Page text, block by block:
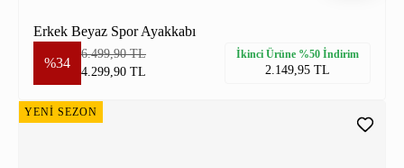
Erkek Beyaz Spor Ayakkabı
%34
6.499,90 TL
4.299,90 TL
İkinci Ürüne %50 İndirim
2.149,95 TL
YENİ SEZON